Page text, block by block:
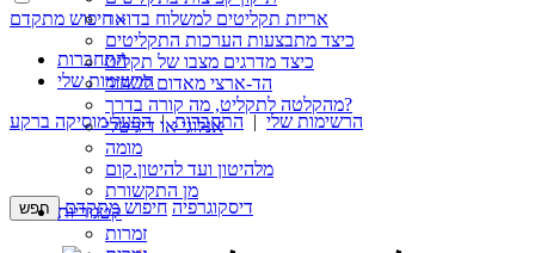
אריזת תקליטים למשלוח בדואר
כיצד מתבצעות הערכות התקליטים
כיצד מדרגים מצבו של תקליט
הד-ארצי מאדום לשחור
מהקלטה לתקליט, מה קורה בדרך?
אנלוגי או דיגיטלי
מומה
מלהיטון ועד להיטון.קום
מן התקשורת
קטגוריות
זמרות
חיפוש מתקדם »
התחברות
הרשימות שלי
הרשימות שלי |התחברות|הפעל מוסיקה ברקע
דיסקוגרפיה חיפוש מתקדם